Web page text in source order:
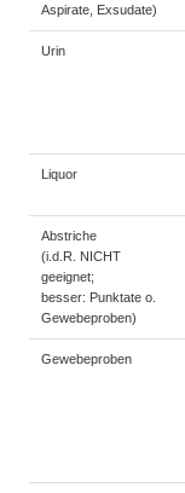
Aspirate, Exsudate)
Urin
Liquor
Abstriche
(i.d.R. NICHT
geeignet;
besser: Punktate o.
Gewebeproben)
Gewebeproben